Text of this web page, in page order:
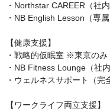
・Northstar CAREER（社内
・NB English Lesson（専
【健康支援】
・戦略的仮眠室 ※東京のみ
・NB Fitness Lounge（社
・ウェルネスサポート（完
【ワークライフ両立支援】